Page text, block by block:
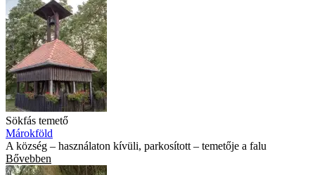
Sökfás temető
Márokföld
A község – használaton kívüli, parkosított – temetője a falu
Bővebben